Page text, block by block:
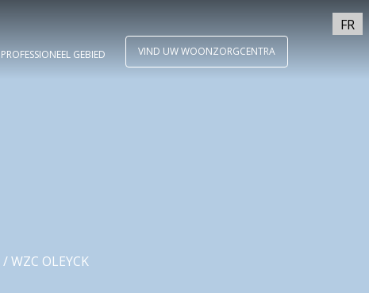
FR
PROFESSIONEEL GEBIED VIND UW WOONZORGCENTRA
/ WZC OLEYCK